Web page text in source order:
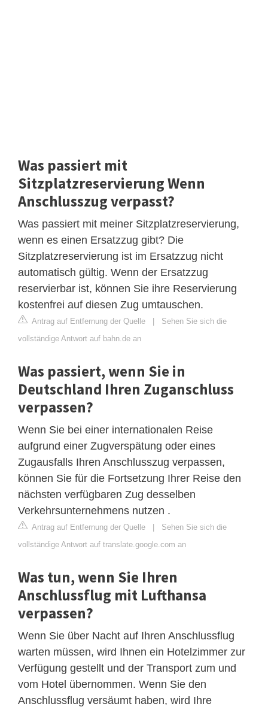
Was passiert mit
Sitzplatzreservierung Wenn
Anschlusszug verpasst?
Was passiert mit meiner Sitzplatzreservierung,
wenn es einen Ersatzzug gibt? Die
Sitzplatzreservierung ist im Ersatzzug nicht
automatisch gültig. Wenn der Ersatzzug
reservierbar ist, können Sie ihre Reservierung
kostenfrei auf diesen Zug umtauschen.
Antrag auf Entfernung der Quelle | Sehen Sie sich die
vollständige Antwort auf bahn.de an
Was passiert, wenn Sie in
Deutschland Ihren Zuganschluss
verpassen?
Wenn Sie bei einer internationalen Reise
aufgrund einer Zugverspätung oder eines
Zugausfalls Ihren Anschlusszug verpassen,
können Sie für die Fortsetzung Ihrer Reise den
nächsten verfügbaren Zug desselben
Verkehrsunternehmens nutzen .
Antrag auf Entfernung der Quelle | Sehen Sie sich die
vollständige Antwort auf translate.google.com an
Was tun, wenn Sie Ihren
Anschlussflug mit Lufthansa
verpassen?
Wenn Sie über Nacht auf Ihren Anschlussflug
warten müssen, wird Ihnen ein Hotelzimmer zur
Verfügung gestellt und der Transport zum und
vom Hotel übernommen. Wenn Sie den
Anschlussflug versäumt haben, wird Ihre